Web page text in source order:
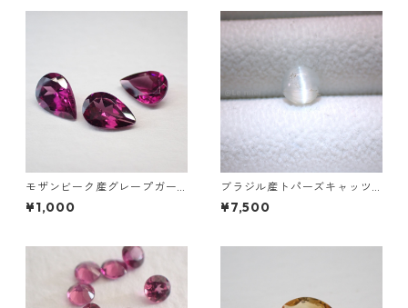
モザンビーク産グレープガー
ネット ペアシェイプカットル
ース 0.4ct前後 6mm*4mm前
¥1,000
ブラジル産トパーズキャッツ
アイ ラウンドカボションルー
ス 1.6ct 6.4mm*4.3mm
¥7,500